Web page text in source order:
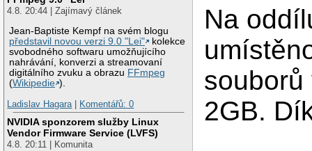
4.8. 20:44 | Zajímavý článek
Jean-Baptiste Kempf na svém blogu
představil novou verzi 9.0 "Lei"
kolekce
svobodného softwaru umožňujícího
nahrávání, konverzi a streamovaní
digitálního zvuku a obrazu FFmpeg
(Wikipedie ).
Ladislav Hagara
Komentářů: 0
NVIDIA sponzorem služby Linux
Vendor Firmware Service (LVFS)
4.8. 20:11 | Komunita
Na
2GB.